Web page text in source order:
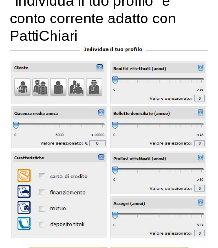
conto corrente adatto con
PattiChiari